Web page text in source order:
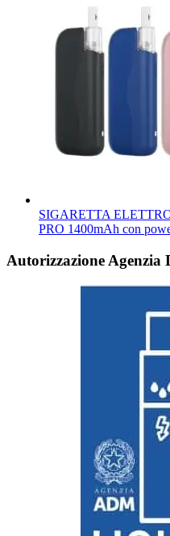
SIGARETTA
PRO 1400mAh con
Autorizzazione Agenzia